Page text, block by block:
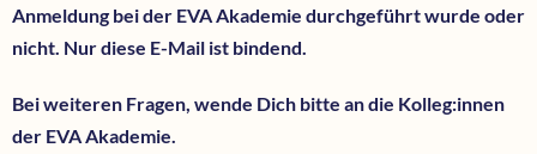
Anmeldung bei der EVA Akademie durchgeführt wurde oder
nicht. Nur diese E-Mail ist bindend.
Bei weiteren Fragen, wende Dich bitte an die Kolleg:innen
der EVA Akademie.